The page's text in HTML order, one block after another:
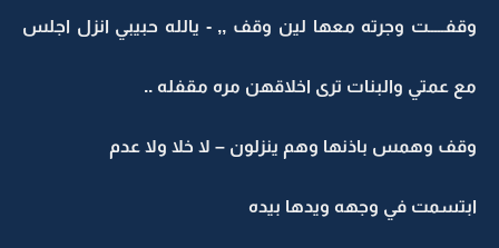
وقفـــــت وجرته معها لين وقف ,, - يالله حبيبي انزل اجلس
مع عمتي والبنات ترى اخلاقهن مره مقفله ..
وقف وهمس باذنها وهم ينزلون – لا خلا ولا عدم
ابتسمت في وجهه ويدها بيده